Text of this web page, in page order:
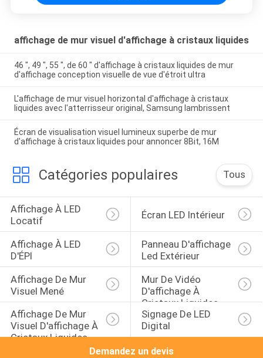
affichage de mur visuel d'affichage à cristaux liquides
46 ″, 49 ″, 55 ″, de 60 ″ d'affichage à cristaux liquides de mur
d'affichage conception visuelle de vue d'étroit ultra
L'affichage de mur visuel horizontal d'affichage à cristaux
liquides avec l'atterrisseur original, Samsung lambrissent
Écran de visualisation visuel lumineux superbe de mur
d'affichage à cristaux liquides pour annoncer 8Bit, 16M
Catégories populaires Tous
Affichage À LED
Locatif
Écran LED Intérieur
Affichage À LED
D'ÉPI
Panneau D'affichage
Led Extérieur
Affichage De Mur
Visuel Mené
Mur De Vidéo
D'affichage À
Cristaux Liquides
De DDW
Affichage De Mur
Visuel D'affichage À
Cristaux Liquides
Signage De LED
Digital
Demandez un devis